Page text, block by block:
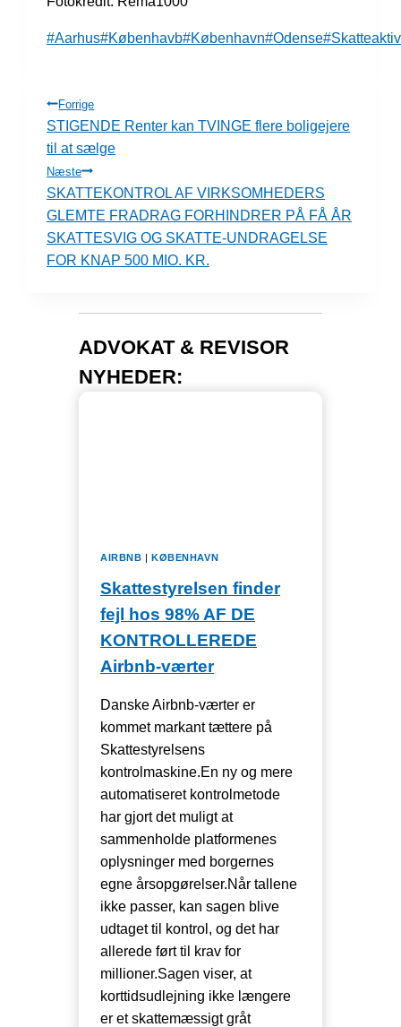
Indlæg-
#Aarhus#Københavb#København#Odense#Skatteaktiv
INDLÆGSNAVIGATION
Forrige
STIGENDE Renter kan TVINGE flere boligejere
til at sælge
Næste
SKATTEKONTROL AF VIRKSOMHEDERS
GLEMTE FRADRAG FORHINDRER PÅ FÅ ÅR
SKATTESVIG OG SKATTE-UNDRAGELSE
FOR KNAP 500 MIO. KR.
ADVOKAT & REVISOR
NYHEDER:
AIRBNB |KØBENHAVN
Skattestyrelsen finder
fejl hos 98% AF DE
KONTROLLEREDE
Airbnb-værter
Danske Airbnb-værter er
kommet markant tættere på
Skattestyrelsens
kontrolmaskine.En ny og mere
automatiseret kontrolmetode
har gjort det muligt at
sammenholde platformenes
oplysninger med borgernes
egne årsopgørelser.Når tallene
ikke passer, kan sagen blive
udtaget til kontrol, og det har
allerede ført til krav for
millioner.Sagen viser, at
korttidsudlejning ikke længere
er et skattemæssigt gråt